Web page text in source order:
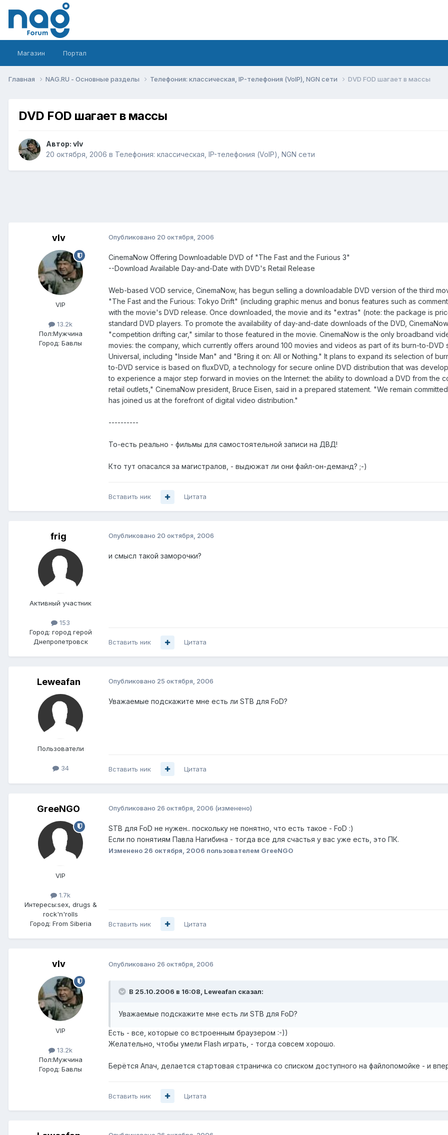
Магазин Портал
Главная NAG.RU - Основные разделы Телефония: классическая, IP-телефония (VoIP), NGN сети DVD FOD шагает в массы
DVD FOD шагает в массы
Автор: vIv
20 октября, 2006 в Телефония: классическая, IP-телефония (VoIP), NGN сети
vIv
VIP
13.2k
Пол:Мужчина
Город: Бавлы
Опубликовано 20 октября, 2006
CinemaNow Offering Downloadable DVD of "The Fast and the Furious 3"
--Download Available Day-and-Date with DVD's Retail Release
Web-based VOD service, CinemaNow, has begun selling a downloadable DVD version of the third
"The Fast and the Furious: Tokyo Drift" (including graphic menus and bonus features such as
with the movie's DVD release. Once downloaded, the movie and its "extras" (note: the package is
standard DVD players. To promote the availability of day-and-date downloads of the DVD,
"competition drifting car," similar to those featured in the movie. CinemaNow is the only broadband
movies: the company, which currently offers around 100 movies and videos as part of its burn-to-
Universal, including "Inside Man" and "Bring it on: All or Nothing." It plans to expand its selection of
to-DVD service is based on fluxDVD, a technology for secure online DVD distribution that was
to experience a major step forward in movies on the Internet: the ability to download a DVD from the
retail outlets," CinemaNow president, Bruce Eisen, said in a prepared statement. "We remain
has joined us at the forefront of digital video distribution."
----------
То-есть реально - фильмы для самостоятельной записи на ДВД!
Кто тут опасался за магистралов, - выдюжат ли они файл-он-деманд? ;-)
Вставить ник Цитата
frig
Активный участник
153
Город: город герой
Днепропетровск
Опубликовано 20 октября, 2006
и смысл такой заморочки?
Вставить ник Цитата
Leweafan
Пользователи
34
Опубликовано 25 октября, 2006
Уважаемые подскажите мне есть ли STB для FoD?
Вставить ник Цитата
GreeNGO
VIP
1.7k
Интересы:sex, drugs &
rock'n'rolls
Город: From Siberia
Опубликовано 26 октября, 2006 (изменено)
STB для FoD не нужен.. поскольку не понятно, что есть такое - FoD :)
Если по понятиям Павла Нагибина - тогда все для счастья у вас уже есть, это ПК.
Изменено 26 октября, 2006 пользователем GreeNGO
Вставить ник Цитата
vIv
VIP
13.2k
Пол:Мужчина
Город: Бавлы
Опубликовано 26 октября, 2006
В 25.10.2006 в 16:08, Leweafan сказал:
Уважаемые подскажите мне есть ли STB для FoD?
Есть - все, которые со встроенным браузером :-))
Желательно, чтобы умели Flash играть, - тогда совсем хорошо.
Берётся Апач, делается стартовая страничка со списком доступного на файлопомойке - и
Вставить ник Цитата